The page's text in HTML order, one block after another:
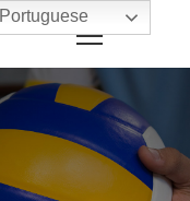
Portuguese